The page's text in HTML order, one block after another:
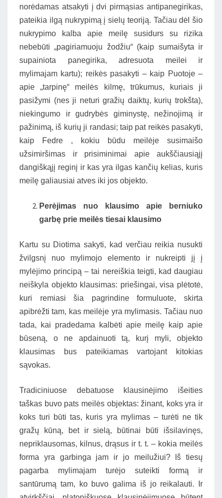
norėdamas atsakyti į dvi pirmąsias antipanegirikas,
pateikia ilgą nukrypimą į sielų teoriją. Tačiau dėl šio
nukrypimo kalba apie meilę susidurs su rizika
nebebūti „pagiriamuoju žodžiu“ (kaip sumaišyta ir
supainiota panegirika, adresuota meilei ir
mylimajam kartu); reikės pasakyti – kaip Puotoje –
apie „tarpinę“ meilės kilmę, trūkumus, kuriais ji
pasižymi (nes ji neturi gražių daiktų, kurių trokšta),
niekingumo ir gudrybės giminystę, nežinojimą ir
pažinimą, iš kurių ji randasi; taip pat reikės pasakyti,
kaip Fedre , kokiu būdu meilėje susimaišo
užsimiršimas ir prisiminimai apie aukščiausiąjį
dangiškąjį reginį ir kas yra ilgas kančių kelias, kuris
meilę galiausiai atves iki jos objekto.
Perėjimas nuo klausimo apie berniuko
garbę prie meilės tiesai klausimo
Kartu su Diotima sakyti, kad verčiau reikia nusukti
žvilgsnį nuo mylimojo elemento ir nukreipti jį į
mylėjimo principą – tai nereiškia teigti, kad daugiau
neiškyla objekto klausimas: priešingai, visa plėtotė,
kuri remiasi šia pagrindine formuluote, skirta
apibrėžti tam, kas meilėje yra mylimasis. Tačiau nuo
tada, kai pradedama kalbėti apie meilę kaip apie
būseną, o ne apdainuoti tą, kurį myli, objekto
klausimas bus pateikiamas vartojant kitokias
sąvokas.
Tradiciniuose debatuose klausinėjimo išeities
taškas buvo pats meilės objektas: žinant, koks yra ir
koks turi būti tas, kuris yra mylimas – turėti ne tik
gražų kūną, bet ir sielą, būtinai būti išsilavinęs,
nepriklausomas, kilnus, drąsus ir t. t. – kokia meilės
forma yra garbinga jam ir jo meilužiui? Iš tiesų
pagarba mylimajam turėjo suteikti formą ir
santūrumą tam, ko buvo galima iš jo reikalauti. Ir